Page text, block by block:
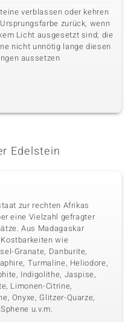
verblassen oder kehren
zurück, wenn
Licht ausgesetzt sind; die
nicht unnötig lange diesen
aussetzen
Edelstein
zur rechten Afrikas
eine Vielzahl gefragter
Aus Madagaskar
wie
Granate, Danburite,
Turmaline, Heliodore,
Indigolithe, Jaspise,
Limonen-Citrine,
Onyxe, Glitzer-Quarze,
u.v.m.